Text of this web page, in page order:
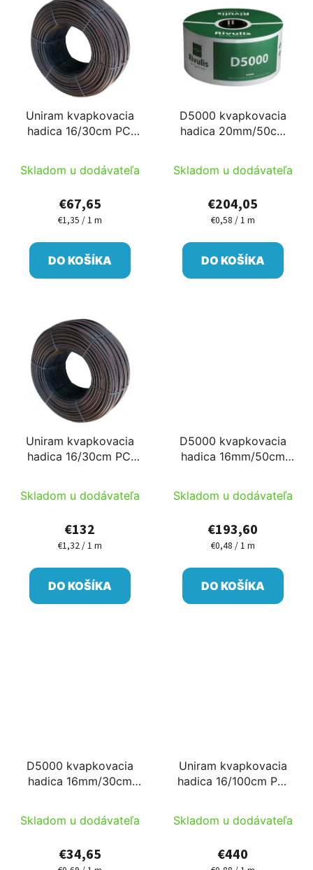
Uniram kvapkovacia
hadica 16/30cm PC,
Skladom u dodávateľa
€67,65
Jednotková
€1,35 / 1 m
DO KOŠÍKA
D5000 kvapkovacia
hadica 20mm/50cm
Skladom u dodávateľa
€204,05
Jednotková
€0,58 / 1 m
DO KOŠÍKA
Uniram kvapkovacia
hadica 16/30cm PC,
Skladom u dodávateľa
€132
Jednotková
€1,32 / 1 m
DO KOŠÍKA
D5000 kvapkovacia
hadica 16mm/50cm
Skladom u dodávateľa
€193,60
Jednotková
€0,48 / 1 m
DO KOŠÍKA
D5000 kvapkovacia
hadica 16mm/30cm
Skladom u dodávateľa
€34,65
Uniram kvapkovacia
hadica 16/100cm PC,
Skladom u dodávateľa
€440